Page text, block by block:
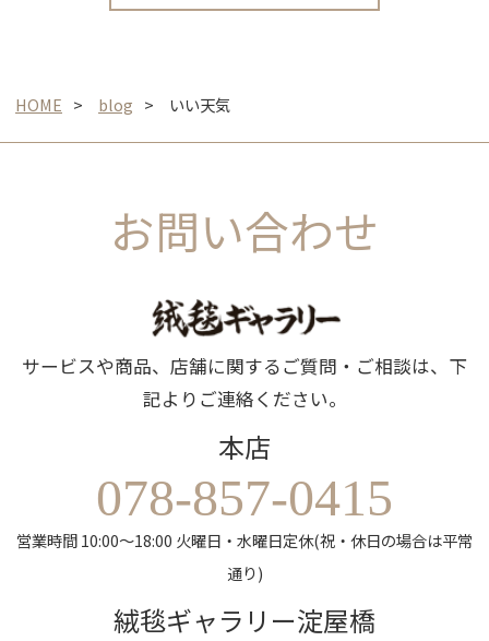
HOME blog いい天気
お問い合わせ
サービスや商品、店舗に関するご質問・ご相談は、下
記よりご連絡ください。
本店
078-857-0415
営業時間 10:00～18:00 火曜日・水曜日定休(祝・休日の場合は平常
通り)
絨毯ギャラリー淀屋橋